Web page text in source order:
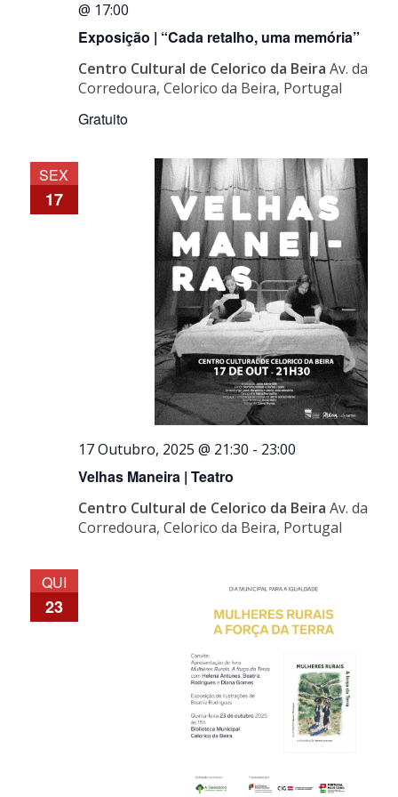
Exposição | “Cada retalho, uma memória”
@ 17:00
Centro Cultural de Celorico da Beira Av. da
Corredoura, Celorico da Beira, Portugal
Gratuito
SEX
17
Velhas Maneira | Teatro
17 Outubro, 2025 @ 21:30 - 23:00
Centro Cultural de Celorico da Beira Av. da
Corredoura, Celorico da Beira, Portugal
QUI
23